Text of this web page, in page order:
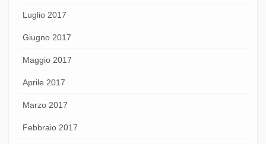
Luglio 2017
Giugno 2017
Maggio 2017
Aprile 2017
Marzo 2017
Febbraio 2017